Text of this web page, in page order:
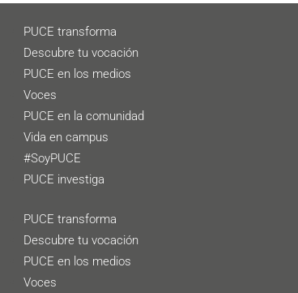
PUCE transforma
Descubre tu vocación
PUCE en los medios
Voces
PUCE en la comunidad
Vida en campus
#SoyPUCE
PUCE investiga
PUCE transforma
Descubre tu vocación
PUCE en los medios
Voces